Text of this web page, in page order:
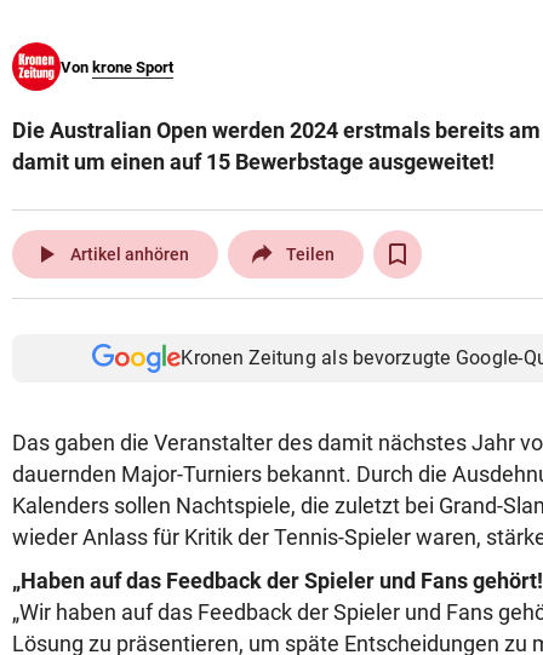
© Krone Multimedia GmbH & Co KG 2026
Muthgasse 2, 1190 Wien
Von krone Sport
Die Australian Open werden 2024 erstmals bereits
damit um einen auf 15 Bewerbstage ausgeweitet!
play_arrow Artikel anhören Teilen
Kronen Zeitung als bevorzugte Google-
Das gaben die Veranstalter des damit nächstes Jahr
dauernden Major-Turniers bekannt. Durch die
Kalenders sollen Nachtspiele, die zuletzt bei Grand-
wieder Anlass für Kritik der Tennis-Spieler waren,
„Haben auf das Feedback der Spieler und Fans
„Wir haben auf das Feedback der Spieler und Fans
Lösung zu präsentieren, um späte Entscheidungen zu